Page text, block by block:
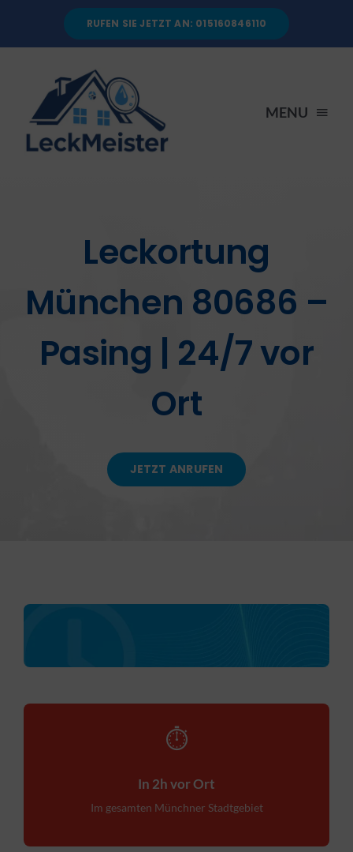
RUFEN SIE JETZT AN: 015160846110
MENU
RATGEBER
Leckortung
München 80686 –
Pasing | 24/7 vor
Ort
JETZT ANRUFEN
⏱
In 2h vor Ort
Im gesamten Münchner Stadtgebiet